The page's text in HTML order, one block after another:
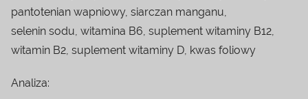
pantotenian wapniowy, siarczan manganu,
selenin sodu, witamina B6, suplement witaminy B12,
witamin B2, suplement witaminy D, kwas foliowy
Analiza: